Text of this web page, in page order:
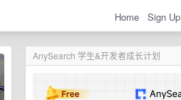
Home Sign Up
AnySearch 学生&开发者成长计划